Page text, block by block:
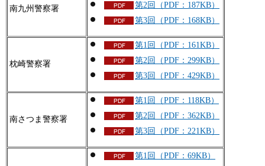
南九州警察署
第2回（PDF：187KB）
第3回（PDF：168KB）
枕崎警察署
第1回（PDF：161KB）
第2回（PDF：299KB）
第3回（PDF：429KB）
南さつま警察署
第1回（PDF：118KB）
第2回（PDF：362KB）
第3回（PDF：221KB）
第1回（PDF：69KB）